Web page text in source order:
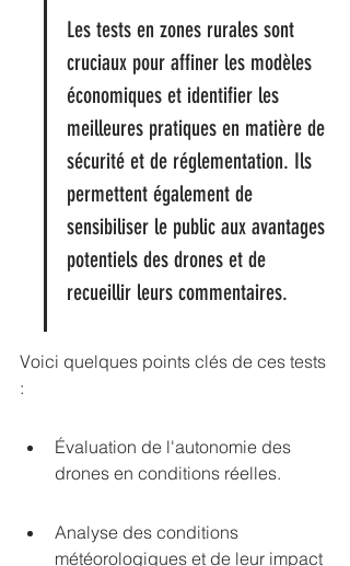
Les tests en zones rurales sont
cruciaux pour affiner les modèles
économiques et identifier les
meilleures pratiques en matière de
sécurité et de réglementation. Ils
permettent également de
sensibiliser le public aux avantages
potentiels des drones et de
recueillir leurs commentaires.
Voici quelques points clés de ces tests
:
Évaluation de l'autonomie des
drones en conditions réelles.
Analyse des conditions
météorologiques et de leur impact